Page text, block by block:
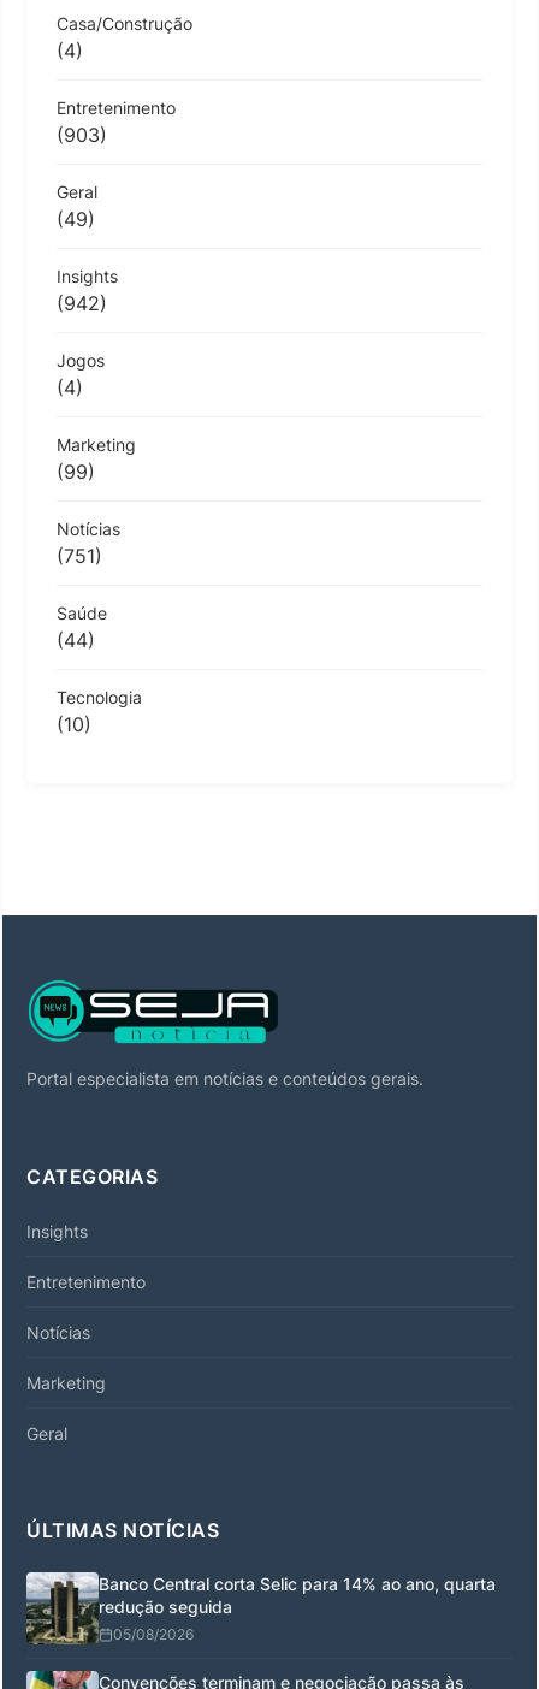
Casa/Construção
(4)
Entretenimento
(903)
Geral
(49)
Insights
(942)
Jogos
(4)
Marketing
(99)
Notícias
(751)
Saúde
(44)
Tecnologia
(10)
Portal especialista em notícias e conteúdos gerais.
CATEGORIAS
Insights
Entretenimento
Notícias
Marketing
Geral
ÚLTIMAS NOTÍCIAS
Banco Central corta Selic para 14% ao ano, quarta
redução seguida
05/08/2026
Convenções terminam e negociação passa às